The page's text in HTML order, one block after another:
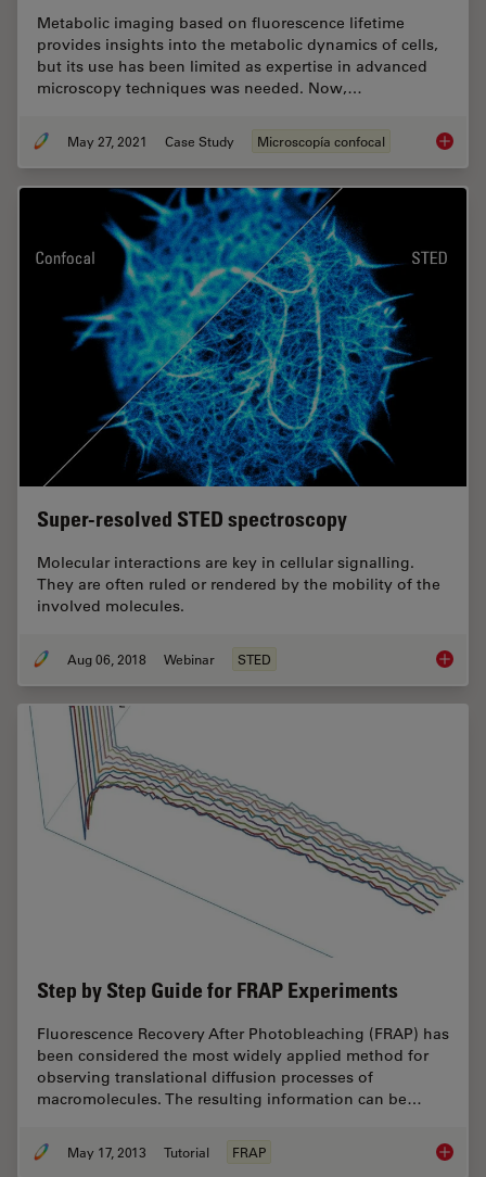
Metabolic imaging based on fluorescence lifetime
provides insights into the metabolic dynamics of cells,
but its use has been limited as expertise in advanced
microscopy techniques was needed. Now,…
May 27, 2021 Case Study Microscopía confocal How to
Super-resolved STED spectroscopy
Molecular interactions are key in cellular signalling.
They are often ruled or rendered by the mobility of the
involved molecules.
Aug 06, 2018 Webinar STED Super-
Step by Step Guide for FRAP Experiments
Fluorescence Recovery After Photobleaching (FRAP) has
been considered the most widely applied method for
observing translational diffusion processes of
macromolecules. The resulting information can be…
May 17, 2013 Tutorial FRAP Step